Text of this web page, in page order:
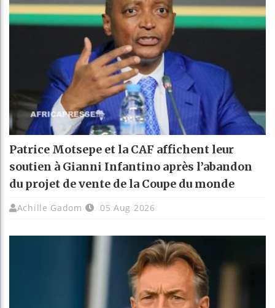
Patrice Motsepe et la CAF affichent leur
soutien à Gianni Infantino après l’abandon
du projet de vente de la Coupe du monde
Achille Gadom 05 Aug 2026